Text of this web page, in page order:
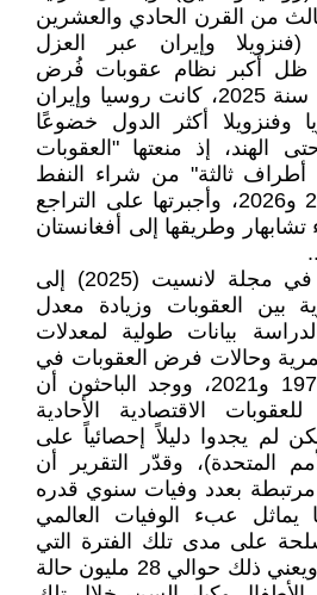
من القرن الحادي والعشرين
(فنزويلا وإيران عبر العزل
ظل أكبر نظام عقوبات فُرض
على الإطلاق)ن وبحلول سنة 2025، كانت روسيا وإيران
وفنزويلا أكثر الدول خضوعًا
الهند، إذ منعتها "العقوبات
أطراف ثالثة" من شراء النفط
الإيراني بين سَنَتَيْ 2019 و2026، وأجبرتها على التراجع
تشابهار وطريقها إلى أفغانستان
أشارت دراسة نُشرت في مجلة لانسيت (2025) إلى
بين العقوبات وزيادة معدل
بيانات طولية لمعدلات
وحالات فرض العقوبات في
152 دولة بين سَنَتَيْ 1971 و2021، ووجد الباحثون أن
الاقتصادية الأحادية
لم يجدوا دليلاً إحصائياً على
المتحدة)، وقدّر التقرير أن
مرتبطة بعدد وفيات سنوي قدره
ما يماثل عبء الوفيات العالمي
على مدى تلك الفترة التي
استمرت خمسين عاما، ويعني ذلك حوالي 28 مليون حالة